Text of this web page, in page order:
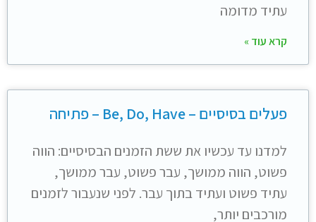
עתיד מדומה
קרא עוד »
פעלים בסיסיים – Be, Do, Have – פתיחה
למדנו עד עכשיו את ששת הזמנים הבסיסיים: הווה
פשוט, הווה ממושך, עבר פשוט, עבר ממושך,
עתיד פשוט ועתיד בתוך עבר. לפני שנעבור לזמנים
מורכבים יותר,